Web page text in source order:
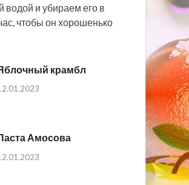
водой и убираем его в
чтобы он хорошенько
крамбл
Амосова